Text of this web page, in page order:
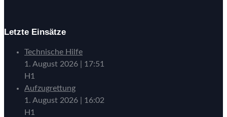
Letzte Einsätze
Technische Hilfe
1. August 2026
17:51
H1
Aufzugrettung
1. August 2026
16:02
H1